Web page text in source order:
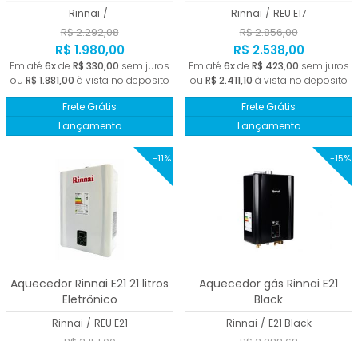
Rinnai /
R$ 2.292,08
R$ 1.980,00
Em até 6xde R$ 330,00 sem juros
ou R$ 1.881,00 à vista no deposito
Frete Grátis
Lançamento
Rinnai / REU E17
R$ 2.856,00
R$ 2.538,00
Em até 6xde R$ 423,00 sem juros
ou R$ 2.411,10 à vista no deposito
Frete Grátis
Lançamento
-11%
Aquecedor Rinnai E21 21 litros
Eletrônico
Rinnai / REU E21
-15%
Aquecedor gás Rinnai E21
Black
Rinnai / E21 Black